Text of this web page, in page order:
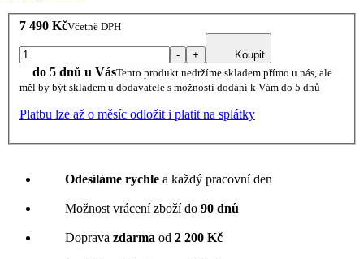
7 490 KčVčetně DPH
- + Koupit
do 5 dnů u VásTento produkt nedržíme skladem přímo u nás, ale
měl by být skladem u dodavatele s možností dodání k Vám do 5 dnů
Platbu lze až o měsíc odložit i platit na splátky
Odesíláme rychle a každý pracovní den
Možnost vrácení zboží do 90 dnů
Doprava zdarma od 2 200 Kč